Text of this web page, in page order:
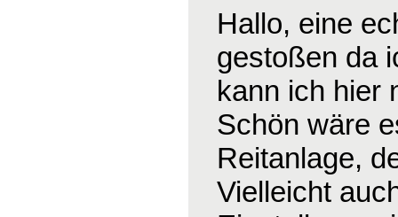
Hallo, eine
gestoßen da
kann ich hier
Schön wäre
Reitanlage,
Vielleicht